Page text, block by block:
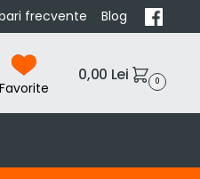
frecvente Blog
Favorite
0,00 Lei 0